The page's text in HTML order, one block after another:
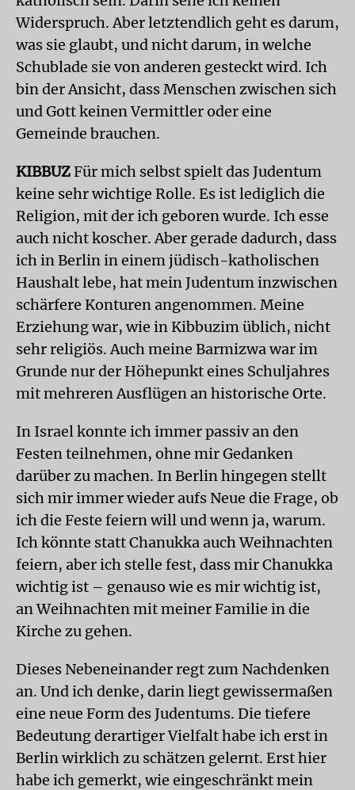
Widerspruch. Aber letztendlich geht es darum,
was sie glaubt, und nicht darum, in welche
Schublade sie von anderen gesteckt wird. Ich
bin der Ansicht, dass Menschen zwischen sich
und Gott keinen Vermittler oder eine
Gemeinde brauchen.
KIBBUZFür mich selbst spielt das Judentum
keine sehr wichtige Rolle. Es ist lediglich die
Religion, mit der ich geboren wurde. Ich esse
auch nicht koscher. Aber gerade dadurch, dass
ich in Berlin in einem jüdisch-katholischen
Haushalt lebe, hat mein Judentum inzwischen
schärfere Konturen angenommen. Meine
Erziehung war, wie in Kibbuzim üblich, nicht
sehr religiös. Auch meine Barmizwa war im
Grunde nur der Höhepunkt eines Schuljahres
mit mehreren Ausflügen an historische Orte.
In Israel konnte ich immer passiv an den
Festen teilnehmen, ohne mir Gedanken
darüber zu machen. In Berlin hingegen stellt
sich mir immer wieder aufs Neue die Frage, ob
ich die Feste feiern will und wenn ja, warum.
Ich könnte statt Chanukka auch Weihnachten
feiern, aber ich stelle fest, dass mir Chanukka
wichtig ist – genauso wie es mir wichtig ist,
an Weihnachten mit meiner Familie in die
Kirche zu gehen.
Dieses Nebeneinander regt zum Nachdenken
an. Und ich denke, darin liegt gewissermaßen
eine neue Form des Judentums. Die tiefere
Bedeutung derartiger Vielfalt habe ich erst in
Berlin wirklich zu schätzen gelernt. Erst hier
habe ich gemerkt, wie eingeschränkt mein